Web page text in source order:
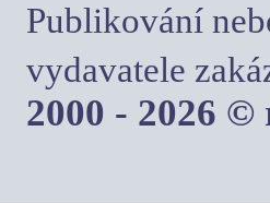
Publikování
vydavatele
2000 - 2026